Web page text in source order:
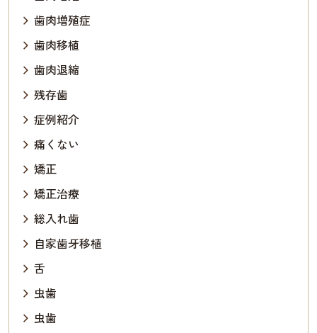
歯肉増殖症
歯肉移植
歯肉退縮
残存歯
症例紹介
痛くない
矯正
矯正治療
総入れ歯
自家歯牙移植
舌
虫歯
虫歯